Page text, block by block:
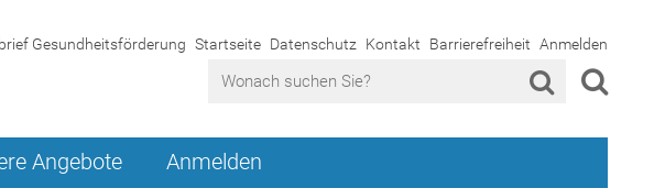
Gesundheitsförderung Startseite Datenschutz Kontakt Barrierefreiheit Anmelden
Angebote Anmelden